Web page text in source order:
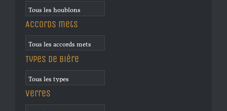
Accords mets
Types de bière
Verres